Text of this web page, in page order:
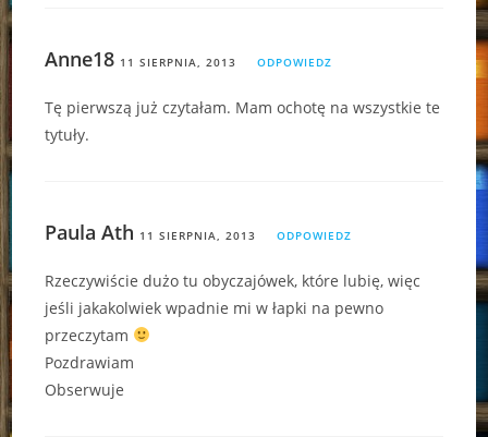
Anne18 11 SIERPNIA, 2013 ODPOWIEDZ
Tę pierwszą już czytałam. Mam ochotę na wszystkie te
tytuły.
Paula Ath 11 SIERPNIA, 2013 ODPOWIEDZ
Rzeczywiście dużo tu obyczajówek, które lubię, więc
jeśli jakakolwiek wpadnie mi w łapki na pewno
przeczytam
Pozdrawiam
Obserwuje